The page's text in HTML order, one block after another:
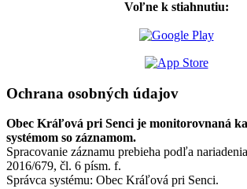
Voľne k stiahnutiu:
Ochrana osobných údajov
Obec Kráľová pri Senci je monitorovnaná
systémom so záznamom.
Spracovanie záznamu prebieha podľa
2016/679, čl. 6 písm. f.
Správca systému: Obec Kráľová pri Senci.